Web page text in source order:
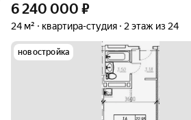
6 240 000 ₽
24 м² квартира-студия 2 этаж из 24
новостройка